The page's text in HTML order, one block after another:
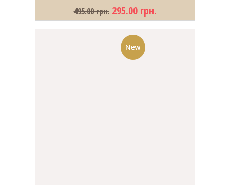
495.00 грн. 295.00 грн.